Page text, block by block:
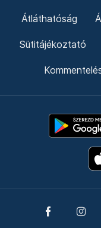
Átláthatóság
Sütitájékoztató